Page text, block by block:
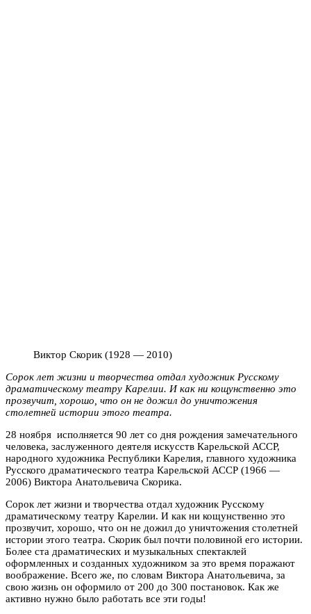
Виктор Скорик (1928 — 2010)
Сорок лет жизни и творчества отдал художник Русскому
драматическому театру Карелии. И как ни кощунственно это
прозвучит, хорошо, что он не дожил до уничтожения
столетней истории этого театра.
28 ноября исполняется 90 лет со дня рождения замечательного
человека, заслуженного деятеля искусств Карельской АССР,
народного художника Республики Карелия, главного художника
Русского драматического театра Карельской АССР (1966 —
2006) Виктора Анатольевича Скорика.
Сорок лет жизни и творчества отдал художник Русскому
драматическому театру Карелии. И как ни кощунственно это
прозвучит, хорошо, что он не дожил до уничтожения столетней
истории этого театра. Скорик был почти половиной его истории.
Более ста драматических и музыкальных спектаклей
оформленных и созданных художником за это время поражают
воображение. Всего же, по словам Виктора Анатольевича, за
свою жизнь он оформило от 200 до 300 постановок. Как же
активно нужно было работать все эти годы!